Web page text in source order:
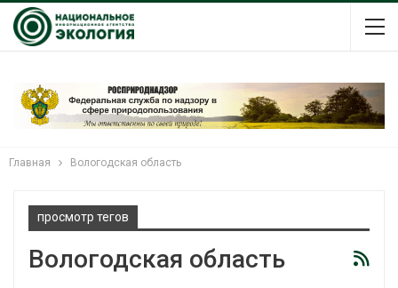
Главная Вологодская область
просмотр тегов
Вологодская область